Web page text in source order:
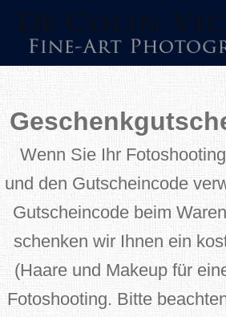
Zum
Inhalt
springen
Wenn Sie Ihr
und den Gutscheincode
Gutscheincode beim
schenken wir Ihnen ein
(Haare und Makeup für
Fotoshooting. Bitte